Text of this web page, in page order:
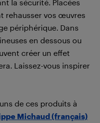
la sécurité. Placées
rehausser vos œuvres
périphérique. Dans
en dessous ou
créer un effet
Laissez-vous inspirer
de ces produits à
Michaud (français)